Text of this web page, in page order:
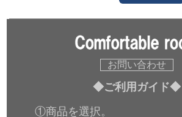
お問い合わせ
◆ご利用ガイド◆
①商品を選択。